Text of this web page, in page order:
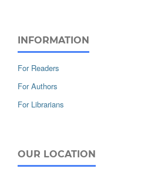
INFORMATION
For Readers
For Authors
For Librarians
OUR LOCATION